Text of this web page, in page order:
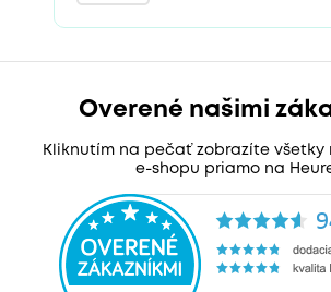
Overené našimi
Kliknutím na pečať zobrazíte všetky
e-shopu priamo na